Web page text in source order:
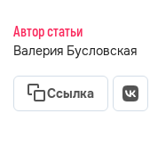
Автор статьи
Валерия Бусловская
Ссылка